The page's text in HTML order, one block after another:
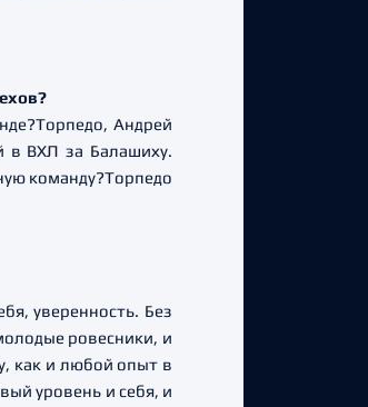
Андрей
в ВХЛ за Балашиху.
команду?Торпедо
уверенность. Без
ровесники, и
как и любой опыт в
уровень и себя, и